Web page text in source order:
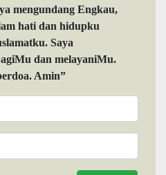
mengundang Engkau,
hati dan hidupku
Saya
dan melayaniMu.
Amin”